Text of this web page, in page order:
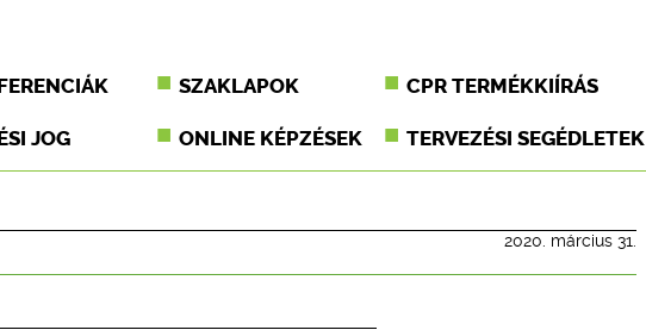
SZAKLAPOK CPR TERMÉKKIÍRÁS
JOG ONLINE KÉPZÉSEK TERVEZÉSI SEGÉDLETEK
2020. március 31.